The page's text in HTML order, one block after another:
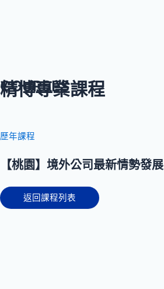
COURSES
精博專業課程
歷年課程
【桃園】境外公司最新情勢發展
返回課程列表